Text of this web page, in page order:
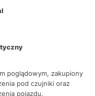
poglądowym, zakupiony
pod czujniki oraz
pojazdu.